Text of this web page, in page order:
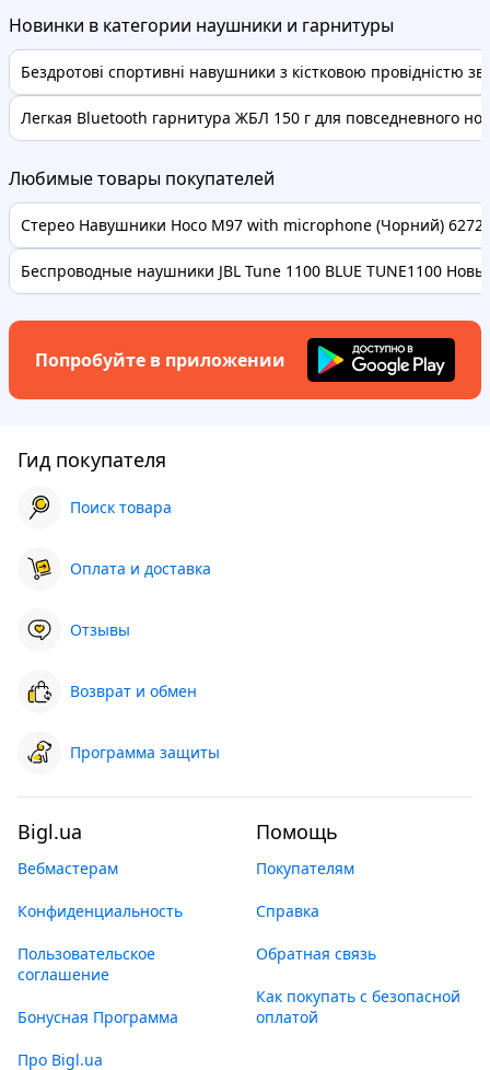
Новинки в категории наушники и гарнитуры
Бездротові спортивні навушники з кістковою провідністю
Легкая Bluetooth гарнитура ЖБЛ 150 г для повседневного
Любимые товары покупателей
Стерео Навушники Hoco M97 with microphone (Чорний)
Беспроводные наушники JBL Tune 1100 BLUE TUNE1100
Попробуйте в приложении
Гид покупателя
Поиск товара
Оплата и доставка
Отзывы
Возврат и обмен
Программа защиты
Bigl.ua
Вебмастерам
Конфиденциальность
Пользовательское
соглашение
Бонусная Программа
Про Bigl.ua
Помощь
Покупателям
Справка
Обратная связь
Как покупать с безопасной
оплатой